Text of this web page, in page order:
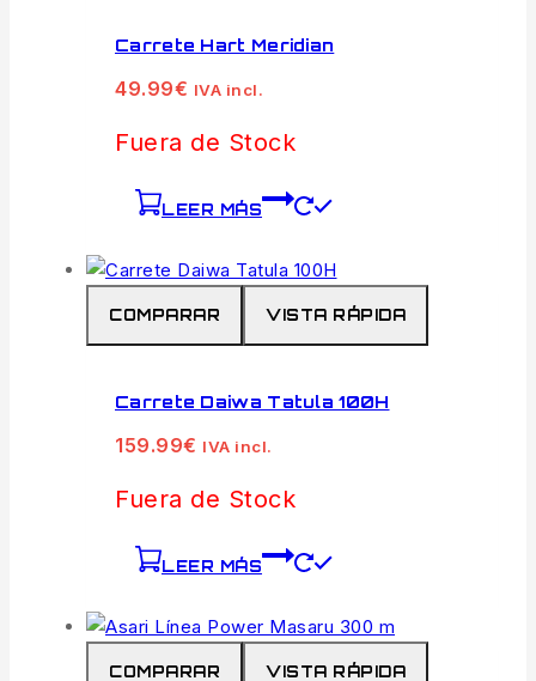
Carrete Hart Meridian
49.99€ IVA incl.
Fuera de Stock
LEER MÁS
COMPARAR VISTA RÁPIDA
Carrete Daiwa Tatula 100H
159.99€ IVA incl.
Fuera de Stock
LEER MÁS
COMPARAR VISTA RÁPIDA